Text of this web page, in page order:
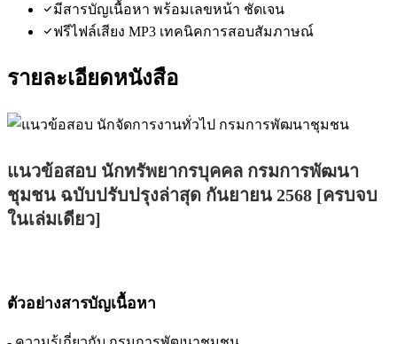
มีสารบัญเนื้อหา พร้อมเลขหน้า ชัดเจน
ฟรีไฟล์เสียง MP3 เทคนิคการสอบสัมภาษณ์
รายละเอียดหนังสือ
แนวข้อสอบ นักทรัพยากรบุคคล กรมการพัฒนา
ชุมชน ฉบับปรับปรุงล่าสุด กันยายน 2568 [ครบจบ
ในเล่มเดียว]
ตัวอย่างสารบัญเนื้อหา